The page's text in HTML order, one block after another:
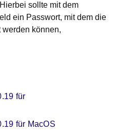
sollte mit dem
ein Passwort, mit dem die
können,
für
für MacOS